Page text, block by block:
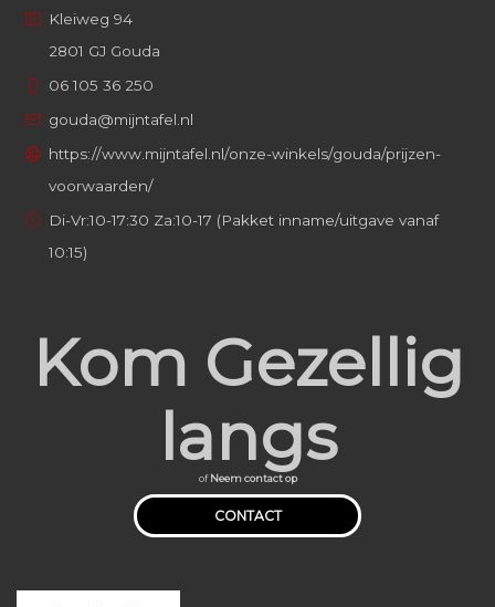
Kleiweg 94
2801 GJ Gouda
06 105 36 250
gouda@mijntafel.nl
https://www.mijntafel.nl/onze-winkels/gouda/prijzen-
voorwaarden/
Di-Vr:10-17:30 Za:10-17 (Pakket inname/uitgave vanaf
10:15)
Kom Gezellig
langs
ofNeem contact op
CONTACT